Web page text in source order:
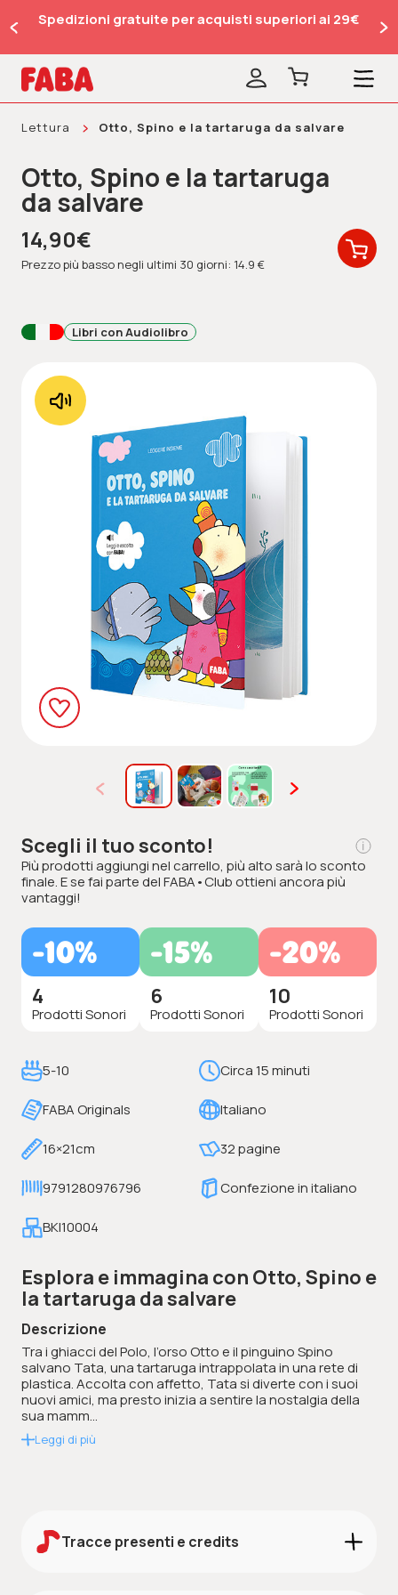
Spedizioni gratuite per acquisti superiori ai 29€
Lettura Otto, Spino e la tartaruga da salvare
Otto, Spino e la tartaruga
da salvare
14,90€
Prezzo più basso negli ultimi 30 giorni: 14.9 €
Libri con Audiolibro
Scegli il tuo sconto!
Più prodotti aggiungi nel carrello, più alto sarà lo sconto
finale. E se fai parte del FABA•Club ottieni ancora più
vantaggi!
-10%
4
Prodotti Sonori
-15%
6
Prodotti Sonori
-20%
10
Prodotti Sonori
5-10 Circa 15 minuti
FABA Originals Italiano
16×21cm 32 pagine
9791280976796 Confezione in italiano
BKI10004
Esplora e immagina con Otto, Spino e
la tartaruga da salvare
Descrizione
Tra i ghiacci del Polo, l’orso Otto e il pinguino Spino
salvano Tata, una tartaruga intrappolata in una rete di
plastica. Accolta con affetto, Tata si diverte con i suoi
nuovi amici, ma presto inizia a sentire la nostalgia della
sua mamm...
Leggi di più
Tracce presenti e credits